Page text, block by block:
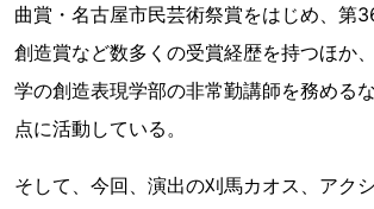
曲賞・名古屋市民芸術祭賞をはじめ、第
創造賞など数多くの受賞経歴を持つほか
学の創造表現学部の非常勤講師を務める
点に活動している。
そして、今回、演出の刈馬カオス、アク